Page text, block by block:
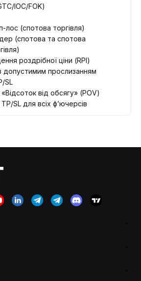
IOC/FOK)
лос (спотова торгівля)
(спотова та спотова
роздрібної ціни (RPI)
допустимим прослизанням
SL
від обсягу» (POV)
SL для всіх ф’ючерсів